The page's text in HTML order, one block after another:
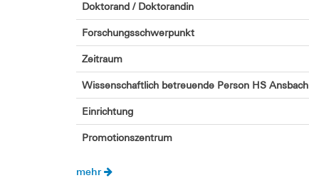
Doktorand / Doktorandin
Forschungsschwerpunkt
Zeitraum
Wissenschaftlich betreuende Person HS Ansbach
Einrichtung
Promotionszentrum
mehr